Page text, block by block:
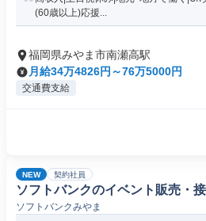
(60歳以上)応援...
福岡県みやま市南瀬高駅
月給34万4826円～76万5000円
交通費支給
NEW 契約社員
ソフトバンクのイベント販売・
ソフトバンクみやま